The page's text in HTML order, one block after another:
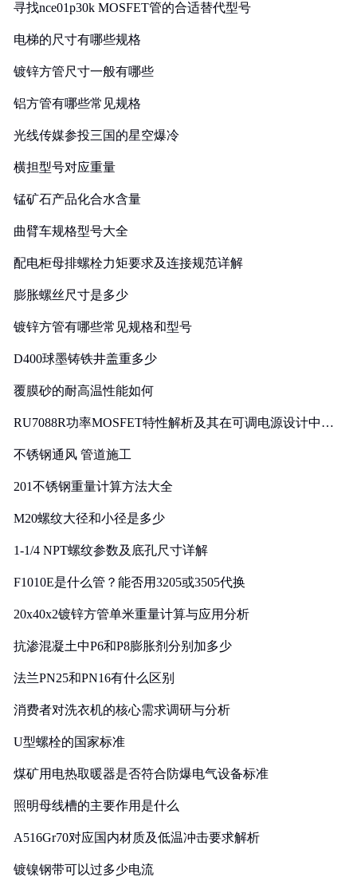
寻找nce01p30k MOSFET管的合适替代型号
电梯的尺寸有哪些规格
镀锌方管尺寸一般有哪些
铝方管有哪些常见规格
光线传媒参投三国的星空爆冷
横担型号对应重量
锰矿石产品化合水含量
曲臂车规格型号大全
配电柜母排螺栓力矩要求及连接规范详解
膨胀螺丝尺寸是多少
镀锌方管有哪些常见规格和型号
D400球墨铸铁井盖重多少
覆膜砂的耐高温性能如何
RU7088R功率MOSFET特性解析及其在可调电源设计中的
不锈钢通风 管道施工
201不锈钢重量计算方法大全
M20螺纹大径和小径是多少
1-1/4 NPT螺纹参数及底孔尺寸详解
F1010E是什么管？能否用3205或3505代换
20x40x2镀锌方管单米重量计算与应用分析
抗渗混凝土中P6和P8膨胀剂分别加多少
法兰PN25和PN16有什么区别
消费者对洗衣机的核心需求调研与分析
U型螺栓的国家标准
煤矿用电热取暖器是否符合防爆电气设备标准
照明母线槽的主要作用是什么
A516Gr70对应国内材质及低温冲击要求解析
镀镍钢带可以过多少电流